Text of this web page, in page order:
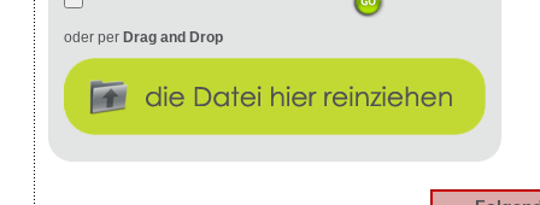
oder per Drag and Drop